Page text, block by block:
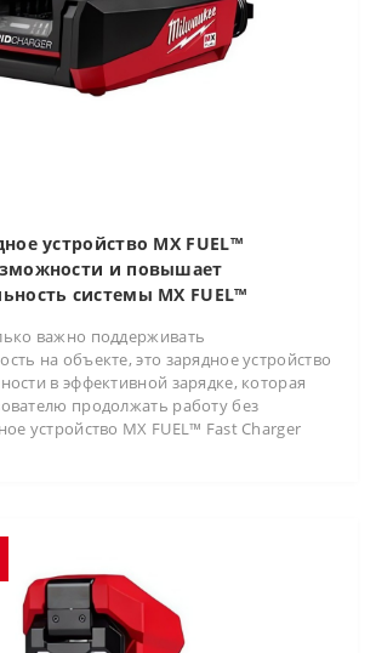
устройство MX FUEL™
и повышает
системы MX FUEL™
важно поддерживать
на объекте, это зарядное устройство
в эффективной зарядке, которая
продолжать работу без
устройство MX FUEL™ Fast Charger